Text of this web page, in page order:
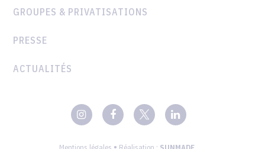
GROUPES & PRIVATISATIONS
PRESSE
ACTUALITÉS
•